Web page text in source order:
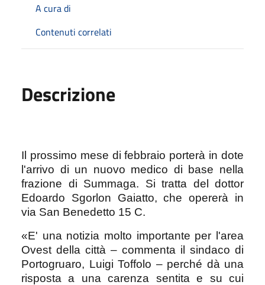
A cura di
Contenuti correlati
Descrizione
Il prossimo mese di febbraio porterà in dote
l'arrivo di un nuovo medico di base nella
frazione di Summaga. Si tratta del dottor
Edoardo Sgorlon Gaiatto, che opererà in
via San Benedetto 15 C.
«E' una notizia molto importante per l'area
Ovest della città – commenta il sindaco di
Portogruaro, Luigi Toffolo – perché dà una
risposta a una carenza sentita e su cui